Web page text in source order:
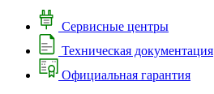
Сервисные центры
Техническая документация
Официальная гарантия